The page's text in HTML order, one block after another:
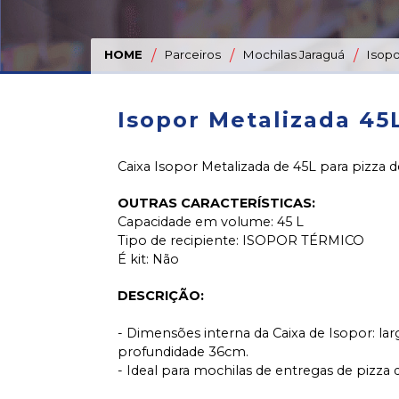
HOME / Parceiros / Mochilas Jaraguá /
Isopor Metalizada
Caixa Isopor Metalizada de 45L para pizza
OUTRAS CARACTERÍSTICAS:
Capacidade em volume: 45 L
Tipo de recipiente: ISOPOR TÉRMICO
É kit: Não
DESCRIÇÃO:
- Dimensões interna da Caixa de Isopor:
profundidade 36cm.
- Ideal para mochilas de entregas de pizza
*: